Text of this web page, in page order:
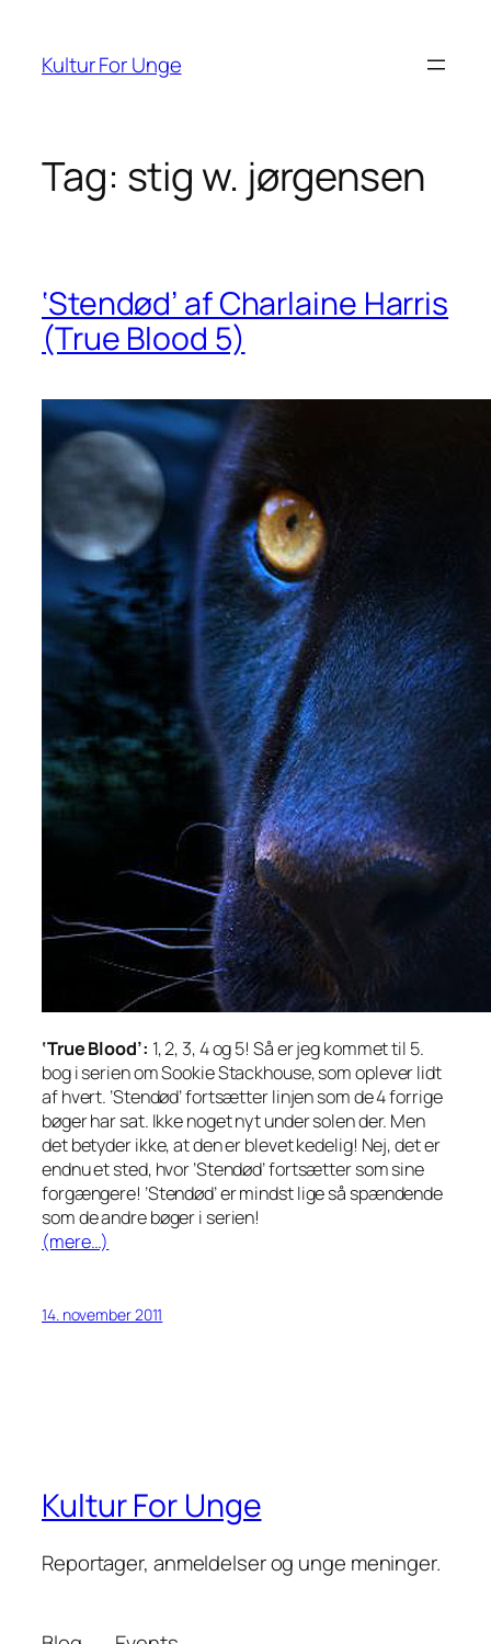
indhold
Kultur For Unge
Tag: stig w. jørgensen
‘Stendød’ af Charlaine Harris
(True Blood 5)
‘True Blood’: 1, 2, 3, 4 og 5! Så er jeg kommet til 5.
bog i serien om Sookie Stackhouse, som oplever lidt
af hvert. ’Stendød’ fortsætter linjen som de 4 forrige
bøger har sat. Ikke noget nyt under solen der. Men
det betyder ikke, at den er blevet kedelig! Nej, det er
endnu et sted, hvor ’Stendød’ fortsætter som sine
forgængere! ’Stendød’ er mindst lige så spændende
som de andre bøger i serien!
(mere…)
14. november 2011
Kultur For Unge
Reportager, anmeldelser og unge meninger.